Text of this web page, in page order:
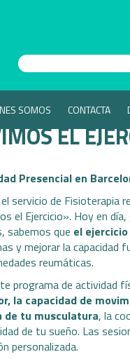
SOMOS CONTACTA
EL
Presencial en
servicio de Fisioterapia
el Ejercicio». Hoy en
sabemos que el
y mejorar la capacidad
reumáticas.
programa de actividad
la capacidad de
de tu musculatura, la
de tu sueño. Las
personalizada.